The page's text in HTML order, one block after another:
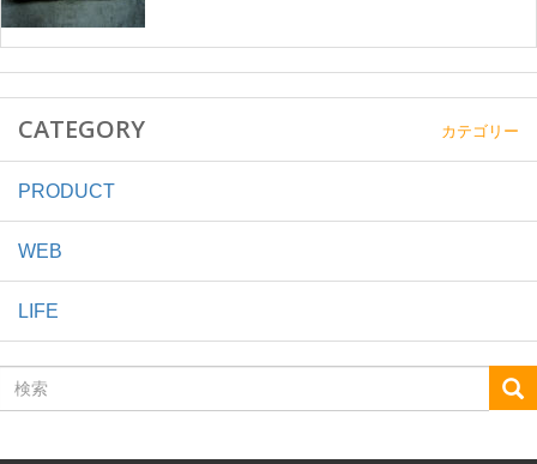
CATEGORY カテゴリー
PRODUCT
WEB
LIFE